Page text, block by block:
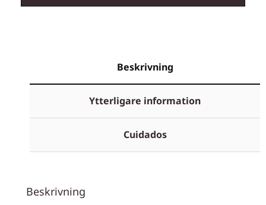
Beskrivning
Ytterligare information
Cuidados
Beskrivning